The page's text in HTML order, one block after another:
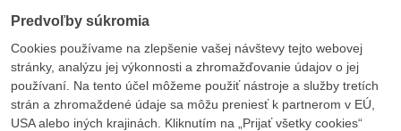
Predvoľby súkromia
Cookies používame na zlepšenie vašej návštevy tejto webovej
stránky, analýzu jej výkonnosti a zhromažďovanie údajov o jej
používaní. Na tento účel môžeme použiť nástroje a služby tretích
strán a zhromaždené údaje sa môžu preniesť k partnerom v EÚ,
USA alebo iných krajinách. Kliknutím na „Prijať všetky cookies“